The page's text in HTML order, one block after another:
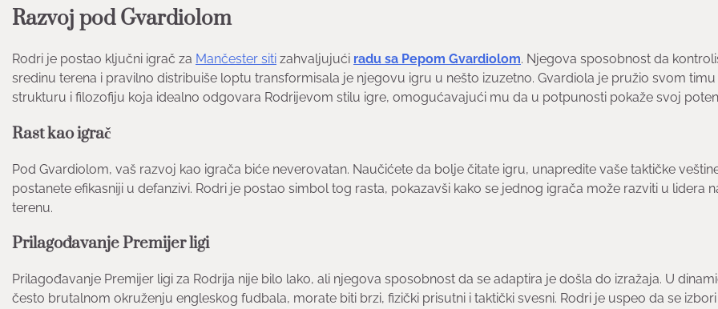
Razvoj pod Gvardiolom
Rodri je postao ključni igrač za Mančester siti zahvaljujući radu sa Pepom Gvardiolom. Njegova sposobnost da
sredinu terena i pravilno distribuiše loptu transformisala je njegovu igru u nešto izuzetno. Gvardiola je pružio svom timu
strukturu i filozofiju koja idealno odgovara Rodrijevom stilu igre, omogućavajući mu da u potpunosti pokaže svoj
Rast kao igrač
Pod Gvardiolom, vaš razvoj kao igrača biće neverovatan. Naučićete da bolje čitate igru, unapredite vaše taktičke
postanete efikasniji u defanzivi. Rodri je postao simbol tog rasta, pokazavši kako se jednog igrača može razviti u lidera
terenu.
Prilagođavanje Premijer ligi
Prilagođavanje Premijer ligi za Rodrija nije bilo lako, ali njegova sposobnost da se adaptira je došla do izražaja. U
često brutalnom okruženju engleskog fudbala, morate biti brzi, fizički prisutni i taktički svesni. Rodri je uspeo da se izbori